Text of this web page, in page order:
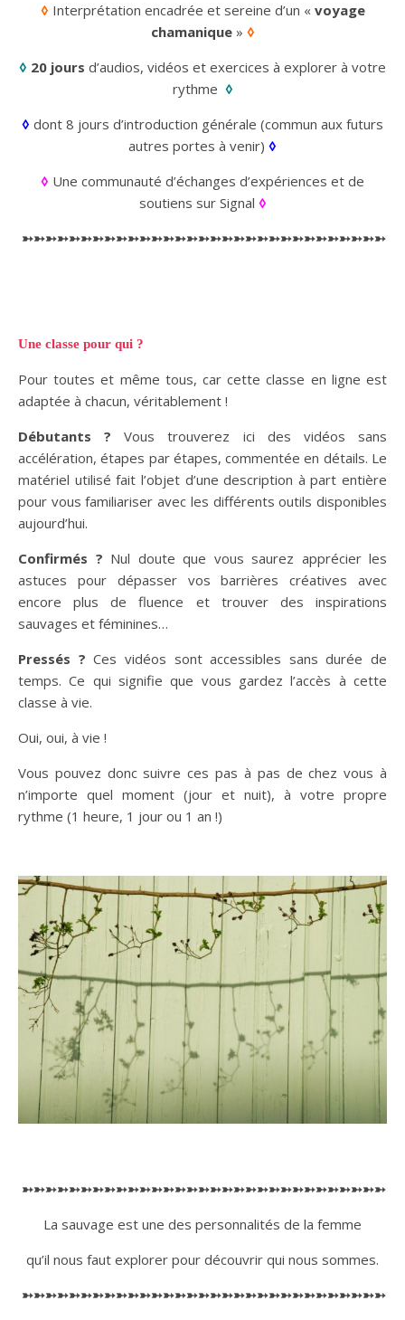
◊ Interprétation encadrée et sereine d’un « voyage
chamanique» ◊
◊ 20 jours d’audios, vidéos et exercices à explorer à votre
rythme ◊
◊ dont 8 jours d’introduction générale (commun aux futurs
autres portes à venir) ◊
◊ Une communauté d’échanges d’expériences et de
soutiens sur Signal ◊
Une classe pour qui ?
Pour toutes et même tous, car cette classe en ligne est
adaptée à chacun, véritablement !
Débutants ? Vous trouverez ici des vidéos sans
accélération, étapes par étapes, commentée en détails. Le
matériel utilisé fait l’objet d’une description à part entière
pour vous familiariser avec les différents outils disponibles
aujourd’hui.
Confirmés ? Nul doute que vous saurez apprécier les
astuces pour dépasser vos barrières créatives avec
encore plus de fluence et trouver des inspirations
sauvages et féminines…
Pressés ? Ces vidéos sont accessibles sans durée de
temps. Ce qui signifie que vous gardez l’accès à cette
classe à vie.
Oui, oui, à vie !
Vous pouvez donc suivre ces pas à pas de chez vous à
n’importe quel moment (jour et nuit), à votre propre
rythme (1 heure, 1 jour ou 1 an !)
La sauvage est une des personnalités de la femme
qu’il nous faut explorer pour découvrir qui nous sommes.